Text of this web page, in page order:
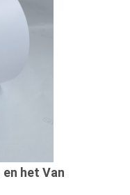
het Van